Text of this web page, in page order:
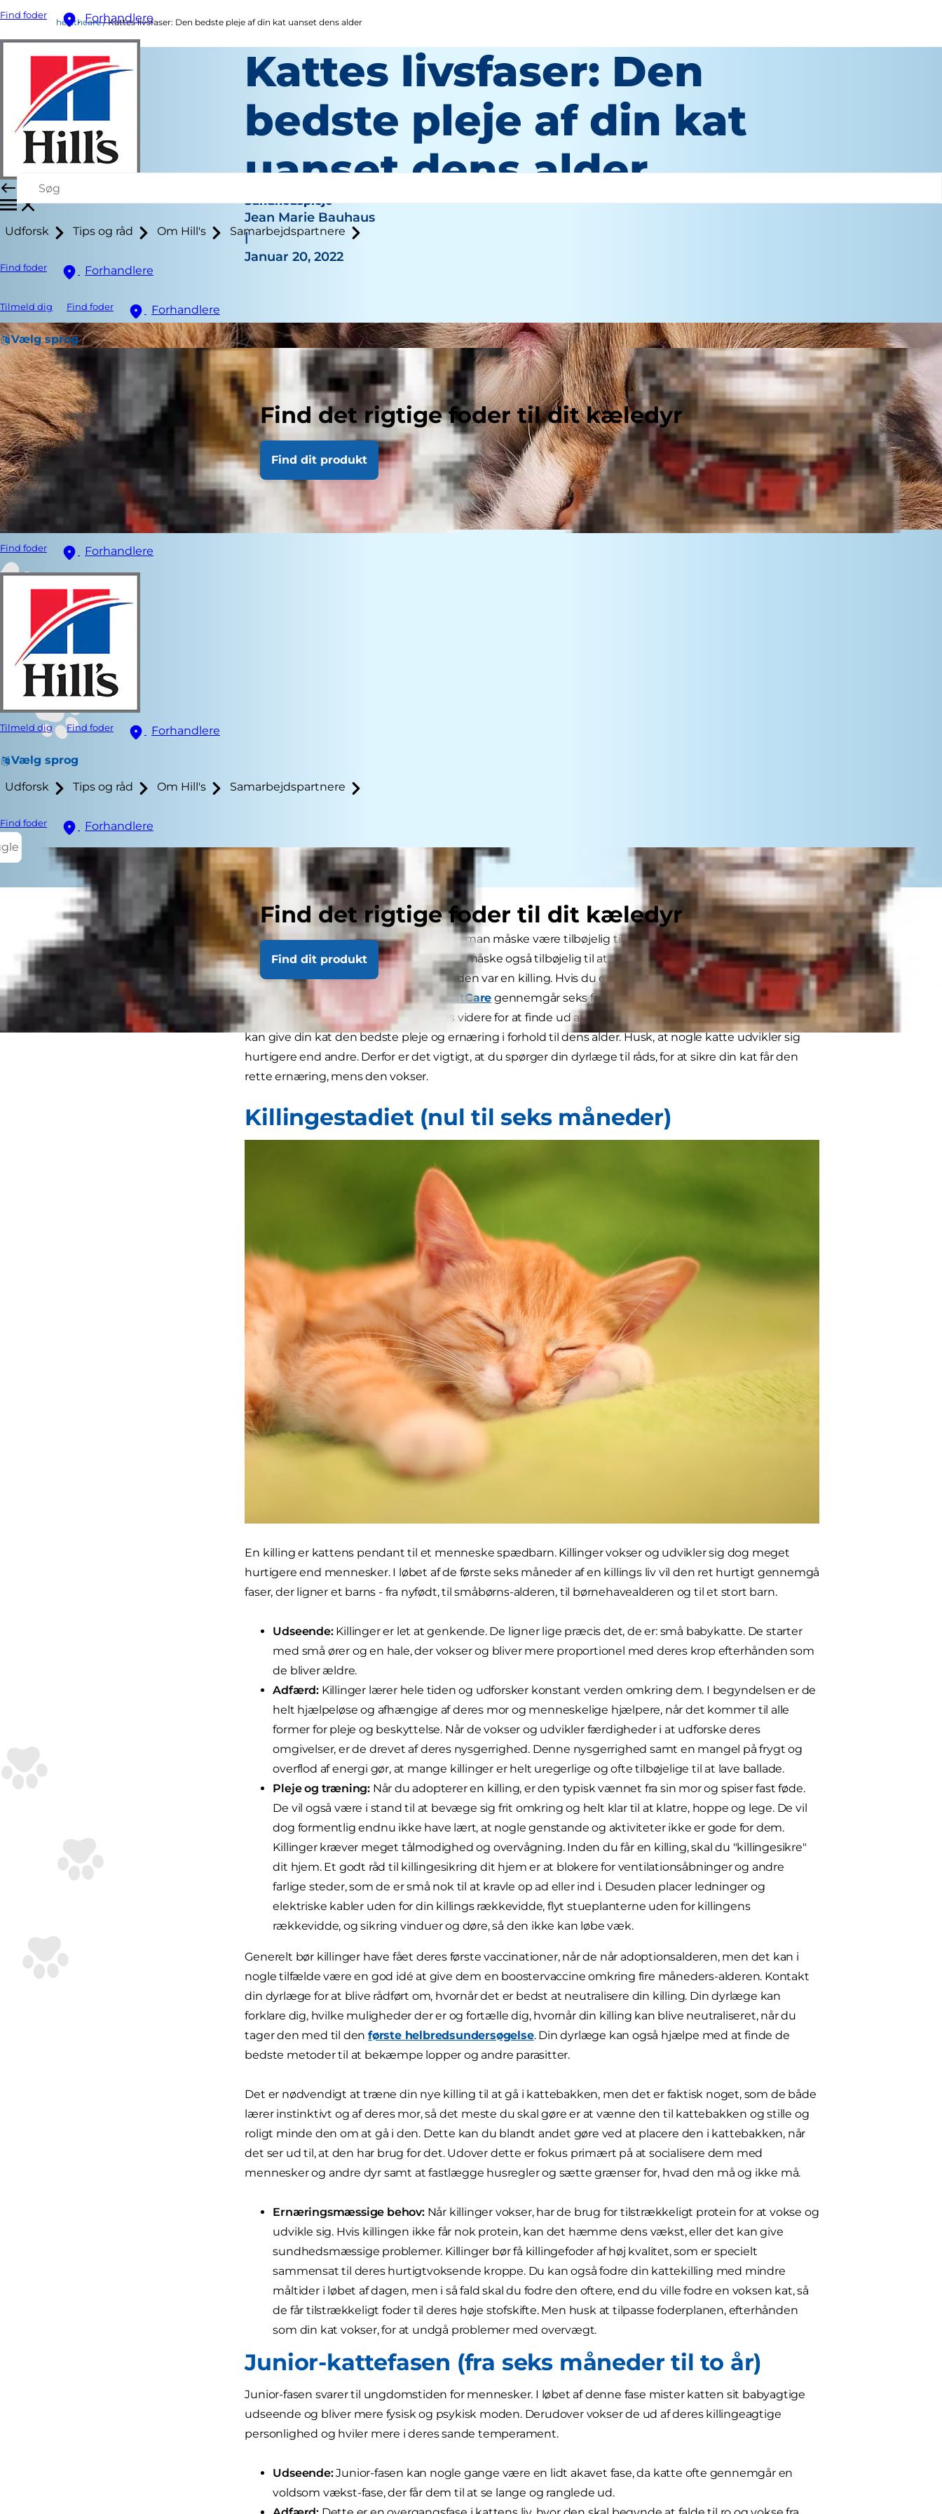
Find foder Forhandlere
Udforsk Tips og råd Om Hill's Samarbejdspartnere
Find foder Forhandlere
Tilmeld dig Find foder Forhandlere
Vælg sprog
Find det rigtige foder til dit kæledyr
Find dit produkt
Find foder Forhandlere
Tilmeld dig Find foder Forhandlere
Vælg sprog
Udforsk Tips og råd Om Hill's Samarbejdspartnere
Find foder
Forhandlere
Find det rigtige foder til dit kæledyr
Find dit produkt
healthcare Kattes livsfaser: Den bedste pleje af din kat uanset dens alder
Kattes livsfaser: Den
bedste pleje af din kat
uanset dens alder
Sundhedspleje
Jean Marie Bauhaus
|
Januar 20, 2022
Når man tænker over kattes livsfaser, vil man måske være tilbøjelig til at tro, at der er: killingetiden,
voksenalderen og senioralderen. Man er måske også tilbøjelig til at tro, at katteplejen vil være den
samme, når den bliver voksen, som da den var en killing. Hvis du er én af dem, vil du blive overrasket over
at høre, at katte ifølge
International CatCare gennemgår seks forskellige livsfaser, som alle har
forskellige krav til pleje og fodring. Læs videre for at finde ud af, hvilken livsfase din kat er i, og hvordan du
kan give din kat den bedste pleje og ernæring i forhold til dens alder. Husk, at nogle katte udvikler sig
hurtigere end andre. Derfor er det vigtigt, at du spørger din dyrlæge til råds, for at sikre din kat får den
rette ernæring, mens den vokser.
Killingestadiet (nul til seks måneder)
En killing er kattens pendant til et menneske spædbarn. Killinger vokser og udvikler sig dog meget
hurtigere end mennesker. I løbet af de første seks måneder af en killings liv vil den ret hurtigt gennemgå
faser, der ligner et barns - fra nyfødt, til småbørns-alderen, til børnehavealderen og til et stort barn.
Udseende:Killinger er let at genkende. De ligner lige præcis det, de er: små babykatte. De starter
med små ører og en hale, der vokser og bliver mere proportionel med deres krop efterhånden som
de bliver ældre.
Adfærd: Killinger lærer hele tiden og udforsker konstant verden omkring dem. I begyndelsen er de
helt hjælpeløse og afhængige af deres mor og menneskelige hjælpere, når det kommer til alle
former for pleje og beskyttelse. Når de vokser og udvikler færdigheder i at udforske deres
omgivelser, er de drevet af deres nysgerrighed. Denne nysgerrighed samt en mangel på frygt og
overflod af energi gør, at mange killinger er helt uregerlige og ofte tilbøjelige til at lave ballade.
Pleje og træning: Når du adopterer en killing, er den typisk vænnet fra sin mor og spiser fast føde.
De vil også være i stand til at bevæge sig frit omkring og helt klar til at klatre, hoppe og lege. De vil
dog formentlig endnu ikke have lært, at nogle genstande og aktiviteter ikke er gode for dem.
Killinger kræver meget tålmodighed og overvågning. Inden du får en killing, skal du "killingesikre"
dit hjem. Et godt råd til killingesikring dit hjem er at blokere for ventilationsåbninger og andre
farlige steder, som de er små nok til at kravle op ad eller ind i. Desuden placer ledninger og
elektriske kabler uden for din killings rækkevidde, flyt stueplanterne uden for killingens
rækkevidde, og sikring vinduer og døre, så den ikke kan løbe væk.
Generelt bør killinger have fået deres første vaccinationer, når de når adoptionsalderen, men det kan i
nogle tilfælde være en god idé at give dem en boostervaccine omkring fire måneders-alderen. Kontakt
din dyrlæge for at blive rådført om, hvornår det er bedst at neutralisere din killing. Din dyrlæge kan
forklare dig, hvilke muligheder der er og fortælle dig, hvornår din killing kan blive neutraliseret, når du
tager den med til denførste helbredsundersøgelse. Din dyrlæge kan også hjælpe med at finde de
bedste metoder til at bekæmpe lopper og andre parasitter.
Det er nødvendigt at træne din nye killing til at gå i kattebakken, men det er faktisk noget, som de både
lærer instinktivt og af deres mor, så det meste du skal gøre er at vænne den til kattebakken og stille og
roligt minde den om at gå i den. Dette kan du blandt andet gøre ved at placere den i kattebakken, når
det ser ud til, at den har brug for det. Udover dette er fokus primært på at socialisere dem med
mennesker og andre dyr samt at fastlægge husregler og sætte grænser for, hvad den må og ikke må.
Ernæringsmæssige behov:Når killinger vokser, har de brug for tilstrækkeligt protein for at vokse og
udvikle sig. Hvis killingen ikke får nok protein, kan det hæmme dens vækst, eller det kan give
sundhedsmæssige problemer. Killinger bør få killingefoder af høj kvalitet, som er specielt
sammensat til deres hurtigtvoksende kroppe. Du kan også fodre din kattekilling med mindre
måltider i løbet af dagen, men i så fald skal du fodre den oftere, end du ville fodre en voksen kat, så
de får tilstrækkeligt foder til deres høje stofskifte. Men husk at tilpasse foderplanen, efterhånden
som din kat vokser, for at undgå problemer med overvægt.
Junior-kattefasen (fra seks måneder til to år)
Junior-fasen svarer til ungdomstiden for mennesker. I løbet af denne fase mister katten sit babyagtige
udseende og bliver mere fysisk og psykisk moden. Derudover vokser de ud af deres killingeagtige
personlighed og hviler mere i deres sande temperament.
Udseende:Junior-fasen kan nogle gange være en lidt akavet fase, da katte ofte gennemgår en
voldsom vækst-fase, der får dem til at se lange og ranglede ud.